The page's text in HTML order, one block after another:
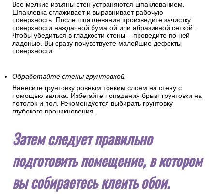
Все мелкие изъяны стен устраняются шпаклеванием.
Шпаклевка сглаживает и выравнивает рабочую
поверхность. После шпатлевания произведите зачистку
поверхности наждачной бумагой или абразивной сеткой.
Чтобы убедиться в гладкости стены – проведите по ней
ладонью. Вы сразу почувствуете малейшие дефекты
поверхности.
Обработайте стены грунтовкой.
Нанесите грунтовку ровным тонким слоем на стену с
помощью валика. Избегайте попадания брызг грунтовки на
потолок и пол. Рекомендуется выбирать грунтовку
глубокого проникновения.
Затем следует правильно
подготовить помещение, в котором
вы собираетесь клеить обои.